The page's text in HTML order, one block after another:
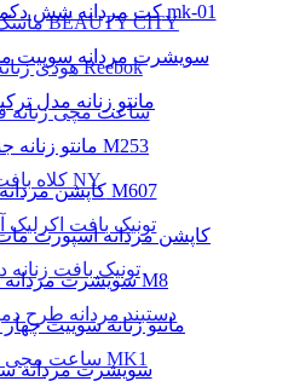
ماسک صورت دوقلوی BEAUTY CITY
هودی زنانه شیک طرح Reebok
ساعت مچی زنانه
کلاه بافت طرح NY
تونیک بافت اکرلیک
تونیک بافت
دستبند مردانه طرح
ساعت مچی دیجیتال مدل MK1
کت مردانه شش دکمه مدل شرلینگ خزدار mk-01
سویشرت مردانه سوییت
مانتو زنانه مدل
مانتو زنانه جنس تدی مدل M253
کاپشن مردانه اسپورت مدل M607
کاپشن مردانه اسپورت
سویشرت مردانه جنس چرم مدل M8
مانتو زنانه سوییت چهار
سویشرت مردانه